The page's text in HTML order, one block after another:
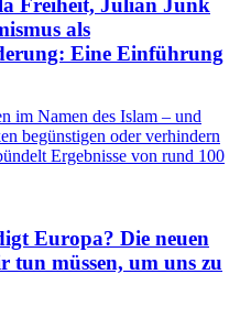
Freiheit, Julian Junk
als
Eine Einführung
im Namen des Islam – und
begünstigen oder verhindern
Ergebnisse von rund 100
Europa? Die neuen
tun müssen, um uns zu